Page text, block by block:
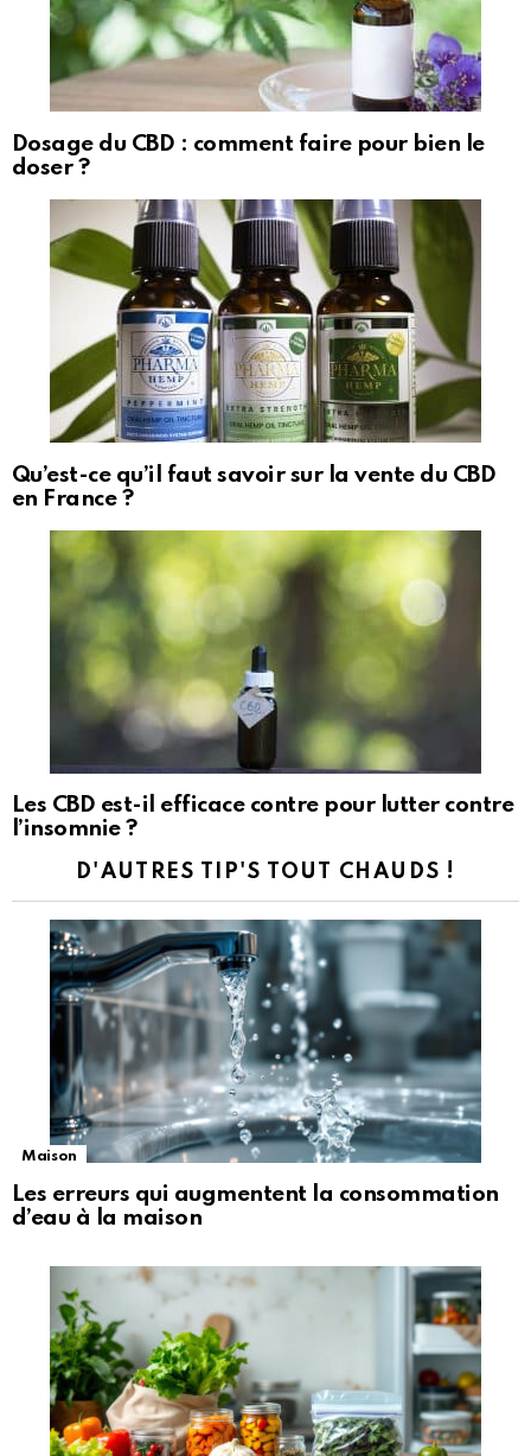
Dosage du CBD : comment faire pour bien le
doser ?
Qu’est-ce qu’il faut savoir sur la vente du CBD
en France ?
Les CBD est-il efficace contre pour lutter contre
l’insomnie ?
D'AUTRES TIP'S TOUT CHAUDS !
Maison
Les erreurs qui augmentent la consommation
d’eau à la maison